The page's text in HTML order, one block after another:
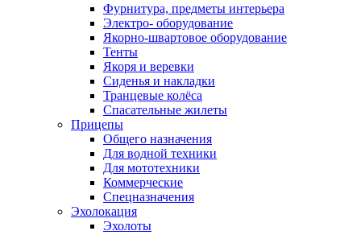
Фурнитура, предметы интерьера
Электро- оборудование
Якорно-швартовое оборудование
Тенты
Якоря и веревки
Сиденья и накладки
Транцевые колёса
Спасательные жилеты
Прицепы
Общего назначения
Для водной техники
Для мототехники
Коммерческие
Спецназначения
Эхолокация
Эхолоты